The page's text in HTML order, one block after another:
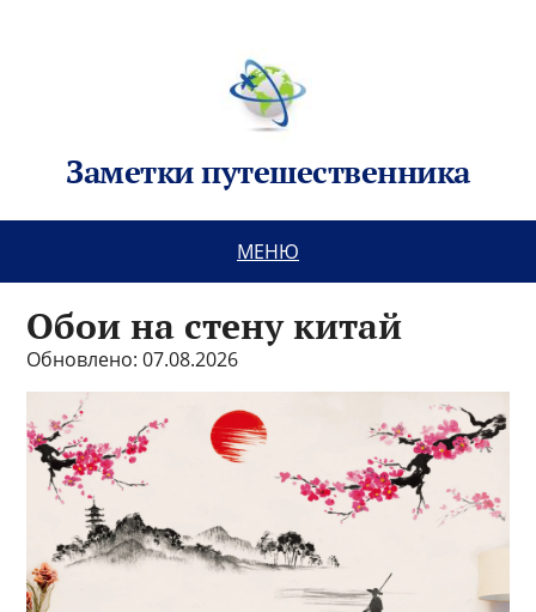
Заметки путешественника
МЕНЮ
Обои на стену китай
Обновлено: 07.08.2026